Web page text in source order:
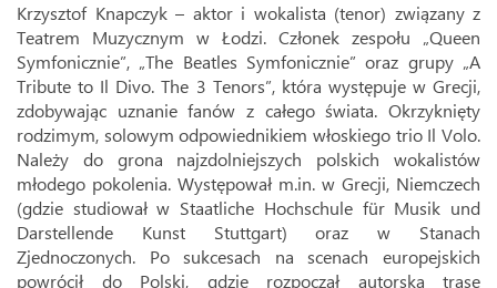
Krzysztof Knapczyk – aktor i wokalista (tenor) związany z
Teatrem Muzycznym w Łodzi. Członek zespołu „Queen
Symfonicznie”, „The Beatles Symfonicznie” oraz grupy „A
Tribute to Il Divo. The 3 Tenors”, która występuje w Grecji,
zdobywając uznanie fanów z całego świata. Okrzyknięty
rodzimym, solowym odpowiednikiem włoskiego trio Il Volo.
Należy do grona najzdolniejszych polskich wokalistów
młodego pokolenia. Występował m.in. w Grecji, Niemczech
(gdzie studiował w Staatliche Hochschule für Musik und
Darstellende Kunst Stuttgart) oraz w Stanach
Zjednoczonych. Po sukcesach na scenach europejskich
powrócił do Polski, gdzie rozpoczął autorską trasę